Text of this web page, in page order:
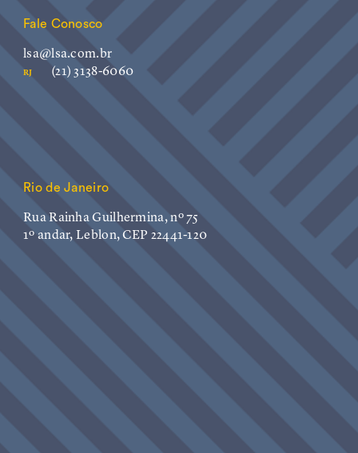
Fale Conosco
lsa@lsa.com.br
RJ (21) 3138-6060
Rio de Janeiro
Rua Rainha Guilhermina, nº 75
1º andar, Leblon, CEP 22441-120